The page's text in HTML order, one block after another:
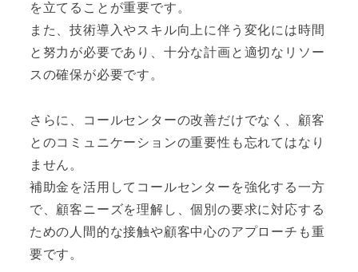
を立てることが重要です。
また、技術導入やスキル向上に伴う変化には時間
と努力が必要であり、十分な計画と適切なリソー
スの確保が必要です。
さらに、コールセンターの改善だけでなく、顧客
とのコミュニケーションの重要性も忘れてはなり
ません。
補助金を活用してコールセンターを強化する一方
で、顧客ニーズを理解し、個別の要求に対応する
ための人間的な接触や顧客中心のアプローチも重
要です。